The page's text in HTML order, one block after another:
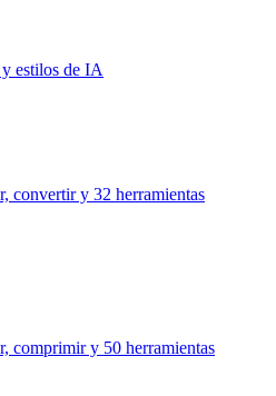
estilos de IA
convertir y 32 herramientas
comprimir y 50 herramientas